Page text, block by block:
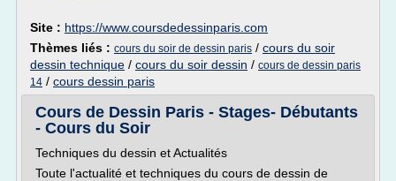
Site : https://www.coursdedessinparis.com
Thèmes liés : cours du soir de dessin paris / cours du soir
dessin technique / cours du soir dessin / cours de dessin paris
14 / cours dessin paris
Cours de Dessin Paris - Stages- Débutants
- Cours du Soir
Techniques du dessin et Actualités
Toute l'actualité et techniques du cours de dessin de